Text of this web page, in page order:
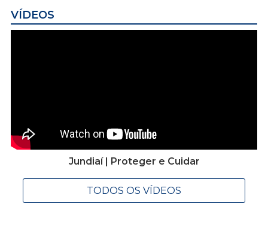
VÍDEOS
Jundiaí | Proteger e Cuidar
TODOS OS VÍDEOS